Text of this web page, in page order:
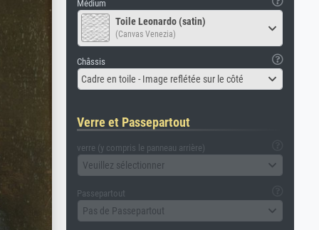
Médium
Toile Leonardo (satin)
(Canvas Venezia)
Châssis
Cadre en toile - Image reflétée sur le côté
Verre et Passepartout
verre (y compris le panneau arrière)
Veuillez sélectionner
Passepartout
Pas de Passepartout